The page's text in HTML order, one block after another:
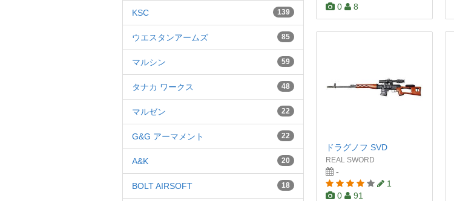
0
8
ドラグノフ SVD
REAL SWORD
-
1
0
91
KSC 139
ウエスタンアームズ 85
マルシン 59
タナカ ワークス 48
マルゼン 22
G&G アーマメント 22
A&K 20
BOLT AIRSOFT 18